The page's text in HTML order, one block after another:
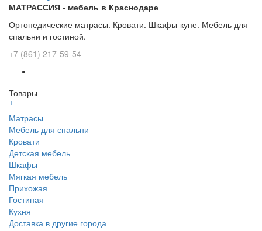
МАТРАССИЯ - мебель в Краснодаре
Ортопедические матрасы. Кровати. Шкафы-купе. Мебель для
спальни и гостиной.
+7 (861) 217-59-54
Товары
+
Матрасы
Мебель для спальни
Кровати
Детская мебель
Шкафы
Мягкая мебель
Прихожая
Гостиная
Кухня
Доставка в другие города